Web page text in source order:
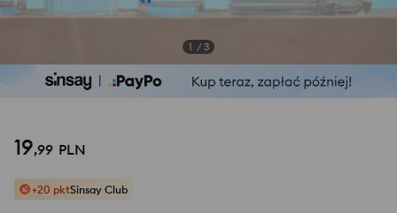
1 / 3
19,99 PLN
+20 pktSinsay Club